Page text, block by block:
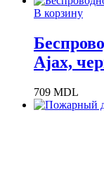
В корзину
Ajax,
709 MDL